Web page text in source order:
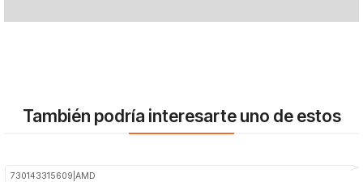
También podría interesarte uno de estos
730143315609 |AMD